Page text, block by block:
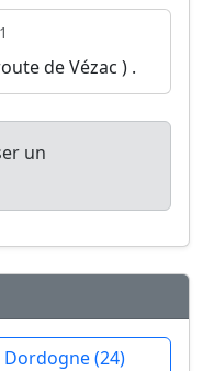
de Vézac ) .
un
(24)